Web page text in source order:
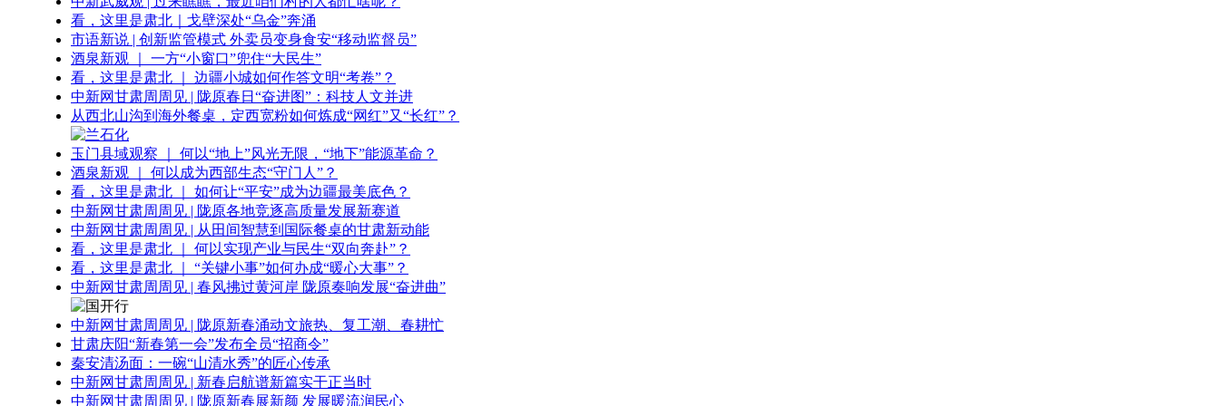
看，这里是肃北｜戈壁深处“乌金”奔涌
市语新说 | 创新监管模式 外卖员变身食安“移动监督员”
酒泉新观 ｜ 一方“小窗口”兜住“大民生”
看，这里是肃北 ｜ 边疆小城如何作答文明“考卷”？
中新网甘肃周周见 | 陇原春日“奋进图”：科技人文并进
从西北山沟到海外餐桌，定西宽粉如何炼成“网红”又“长红”？
玉门县域观察 ｜ 何以“地上”风光无限，“地下”能源革命？
酒泉新观 ｜ 何以成为西部生态“守门人”？
看，这里是肃北 ｜ 如何让“平安”成为边疆最美底色？
中新网甘肃周周见 | 陇原各地竞逐高质量发展新赛道
中新网甘肃周周见 | 从田间智慧到国际餐桌的甘肃新动能
看，这里是肃北 ｜ 何以实现产业与民生“双向奔赴”？
看，这里是肃北 ｜ “关键小事”如何办成“暖心大事”？
中新网甘肃周周见 | 春风拂过黄河岸 陇原奏响发展“奋进曲”
中新网甘肃周周见 | 陇原新春涌动文旅热、复工潮、春耕忙
甘肃庆阳“新春第一会”发布全员“招商令”
秦安清汤面：一碗“山清水秀”的匠心传承
中新网甘肃周周见 | 新春启航谱新篇实干正当时
中新网甘肃周周见 | 陇原新春展新颜 发展暖流润民心